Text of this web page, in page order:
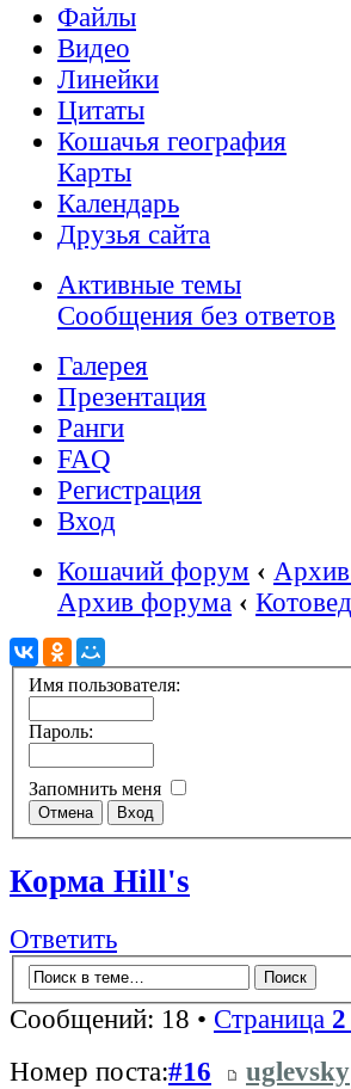
Файлы
Видео
Линейки
Цитаты
Кошачья география
Карты
Календарь
Друзья сайта
Активные темы
Сообщения без ответов
Галерея
Презентация
Ранги
FAQ
Регистрация
Вход
Кошачий форум ‹
Архив форума ‹
Имя пользователя:
Пароль:
Запомнить меня
Корма Hill's
Ответить
Сообщений: 18 • Страница 2
Номер поста:#16 uglevsky